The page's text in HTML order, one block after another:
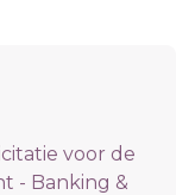
voor de
- Banking &